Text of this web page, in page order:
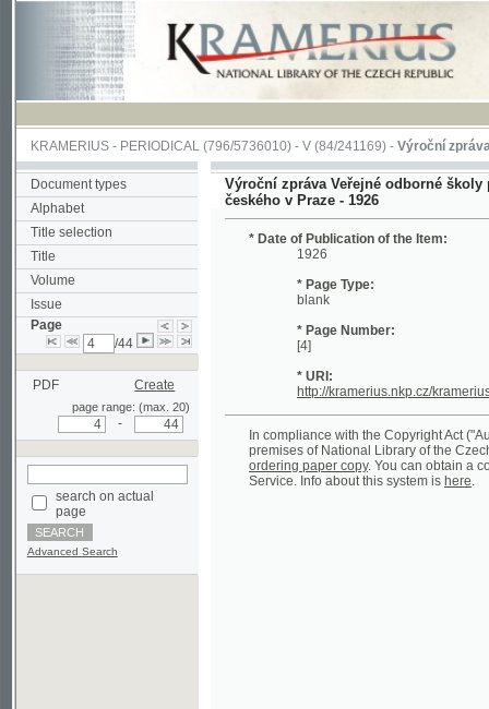
KRAMERIUS-PERIODICAL(796/5736010) -V(84/241169) -Výroční zpráva
Document types
Alphabet
Title selection
Title
Volume
Issue
Page
PDF Create
page range: (max. 20)
page
Advanced Search
Výroční zpráva Veřejné odborné školy pro
českého v Praze - 1926
* Date of Publication of the Item:
* Page Type:
* Page Number:
* URI:
http://kramerius.nkp.cz/kramerius/
In compliance with the Copyright Act
Service. Info about this system ishere.